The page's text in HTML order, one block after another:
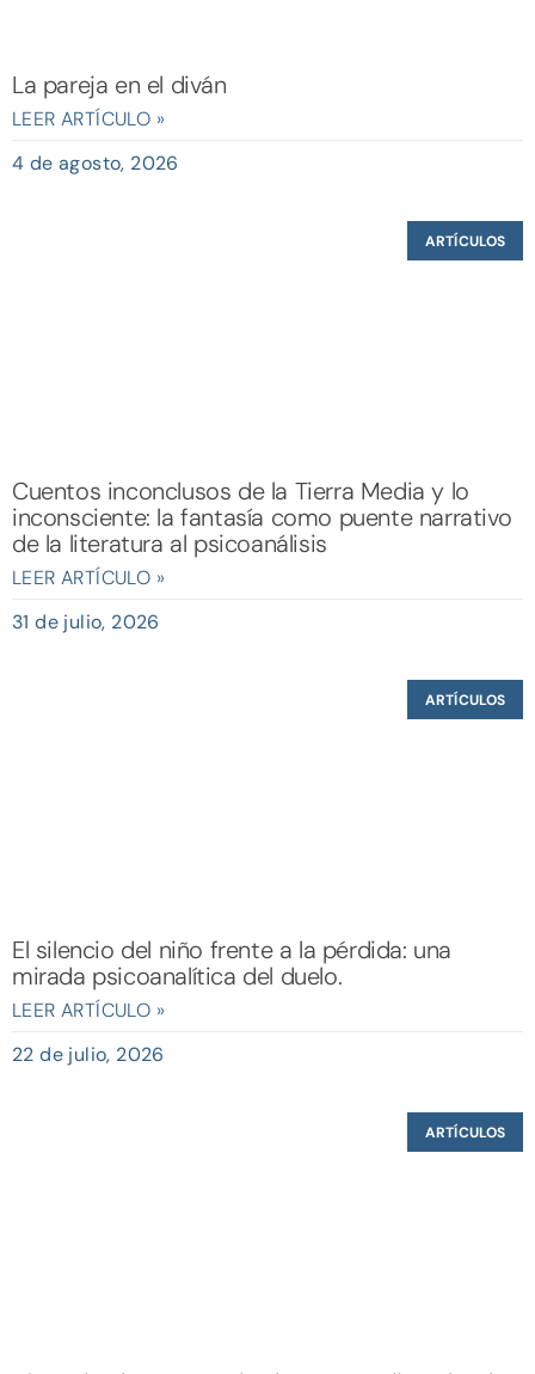
La pareja en el diván
LEER ARTÍCULO »
4 de agosto, 2026
ARTÍCULOS
Cuentos inconclusos de la Tierra Media y lo
inconsciente: la fantasía como puente narrativo
de la literatura al psicoanálisis
LEER ARTÍCULO »
31 de julio, 2026
ARTÍCULOS
El silencio del niño frente a la pérdida: una
mirada psicoanalítica del duelo.
LEER ARTÍCULO »
22 de julio, 2026
ARTÍCULOS